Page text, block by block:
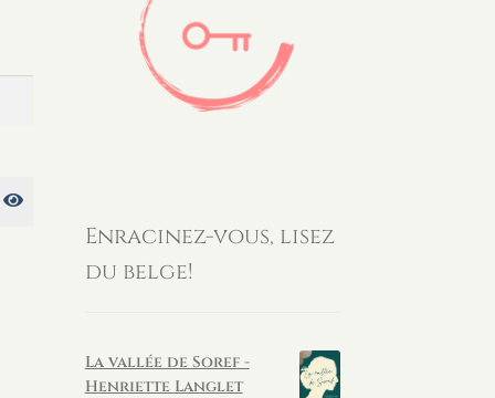
Enracinez-vous, lisez
du belge!
La vallée de Soref -
Henriette Langlet